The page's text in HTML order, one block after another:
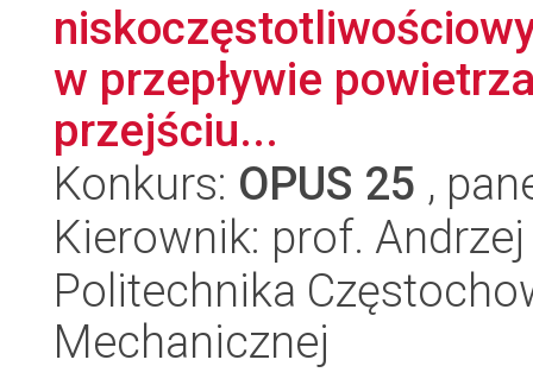
w przepływie
przejściu...
Konkurs: OPUS 25 ,
Kierownik: prof.
Politechnika
Mechanicznej